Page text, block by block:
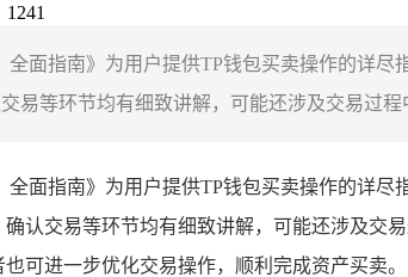
全面指南》为用户提供TP钱包买卖操作的详
易等环节均有细致讲解，可能还涉及交易过
全面指南》为用户提供TP钱包买卖操作的详
认交易等环节均有细致讲解，可能还涉及交
可进一步优化交易操作，顺利完成资产买卖。